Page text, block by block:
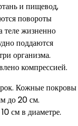
и пищевод,
повороты
теле жизненно
поддаются
организма.
компрессией.
Кожные покровы
до 20 см.
см в диаметре.